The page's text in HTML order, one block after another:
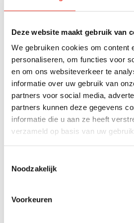
Deze website maakt gebruik van
We gebruiken cookies om content
personaliseren, om functies voor
en om ons websiteverkeer te
informatie over uw gebruik van
partners voor social media,
partners kunnen deze gegevens
informatie die u aan ze heeft
verzameld op basis van uw
Noodzakelijk
Voorkeuren
Beschikbaar
Den Haag
Tramstraat 34
€ 295.000 k.k.
70 m2 3 kamers
ZOEKOPDRACHT
Niet gevonden
Laat ons je helpen en maak